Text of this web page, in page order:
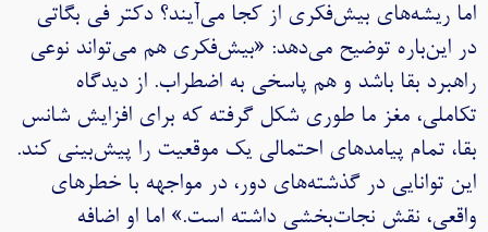
اما ریشه‌های بیش‌فکری از کجا می‌آیند؟ دکتر فی بگاتی
در این‌باره توضیح می‌دهد: «بیش‌فکری هم می‌تواند نوعی
راهبرد بقا باشد و هم پاسخی به اضطراب. از دیدگاه
تکاملی، مغز ما طوری شکل گرفته که برای افزایش شانس
بقا، تمام پیامدهای احتمالی یک موقعیت را پیش‌بینی کند.
این توانایی در گذشته‌های دور، در مواجهه با خطرهای
واقعی، نقش نجات‌بخشی داشته است.» اما او اضافه